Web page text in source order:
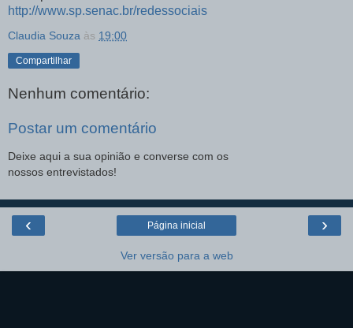
http://www.sp.senac.br/redessociais
Claudia Souza às 19:00
Compartilhar
Nenhum comentário:
Postar um comentário
Deixe aqui a sua opinião e converse com os
nossos entrevistados!
‹ ›
Página inicial
Ver versão para a web